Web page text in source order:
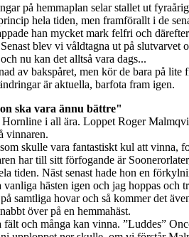
på hemmaplan selar stallet ut
hela tiden, men framförallt i de
han mycket mark felfri och
blev vi våldtagna ut på slutvarvet
nu kan det alltså vara dags...
av bakspåret, men kör de bara på
är aktuella, barfota fram igen.
ska vara ännu bättre"
i all ära. Loppet Roger
vinnaren.
skulle vara fantastiskt kul att vinna,
har till sitt förfogande är
tiden. Näst senast hade hon en
vanliga hästen igen och jag hoppas och
samtliga hovar och så kommer det
över på en hemmahäst.
och många kan vinna. ”Luddes”